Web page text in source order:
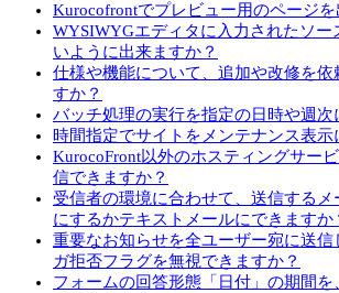
Kurocofrontでプレビュー用のページを
WYSIWYGエディタに入力されたソー
いように出来ますか？
仕様や機能について、追加や改修を依
すか？
バッチ処理の実行を指定の日時や週次
時間指定でサイトをメンテナンス表示
KurocoFront以外のホスティングサー
信できますか？
受信者の環境に合わせて、送信する
にするかテキストメールにできますか
重要なお知らせを全ユーザー宛に送信
ガ拒否フラグを無視できますか？
フォームの回答形態「日付」の期間